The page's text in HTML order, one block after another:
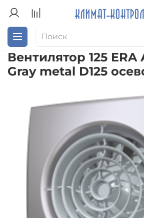
Вентилятор 125 ERA
Gray metal D125